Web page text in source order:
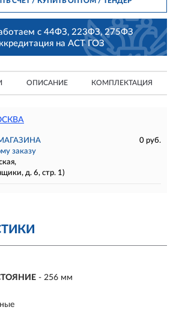
с 44ФЗ, 223ФЗ, 275ФЗ
на АСТ ГОЗ
ОПИСАНИЕ КОМПЛЕКТАЦИЯ
0 руб.
заказу
д. 6, стр. 1)
- 256 мм